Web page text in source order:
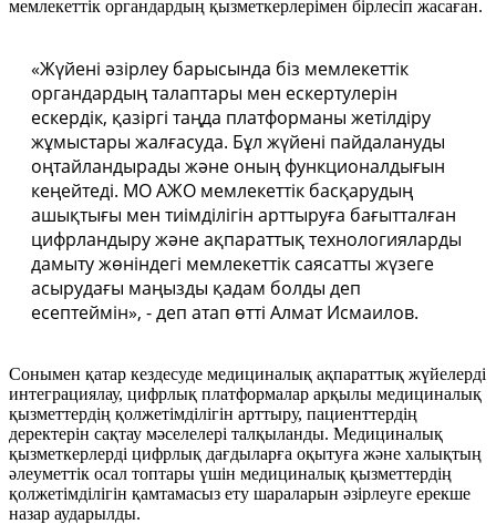
мемлекеттік органдардың қызметкерлерімен бірлесіп жасаған.
«Жүйені әзірлеу барысында біз мемлекеттік
органдардың талаптары мен ескертулерін
ескердік, қазіргі таңда платформаны жетілдіру
жұмыстары жалғасуда. Бұл жүйені пайдалануды
оңтайландырады және оның функционалдығын
кеңейтеді. МО АЖО мемлекеттік басқарудың
ашықтығы мен тиімділігін арттыруға бағытталған
цифрландыру және ақпараттық технологияларды
дамыту жөніндегі мемлекеттік саясатты жүзеге
асырудағы маңызды қадам болды деп
есептеймін», - деп атап өтті Алмат Исмаилов.
Сонымен қатар кездесуде медициналық ақпараттық жүйелерді
интеграциялау, цифрлық платформалар арқылы медициналық
қызметтердің қолжетімділігін арттыру, пациенттердің
деректерін сақтау мәселелері талқыланды. Медициналық
қызметкерлерді цифрлық дағдыларға оқытуға және халықтың
әлеуметтік осал топтары үшін медициналық қызметтердің
қолжетімділігін қамтамасыз ету шараларын әзірлеуге ерекше
назар аударылды.